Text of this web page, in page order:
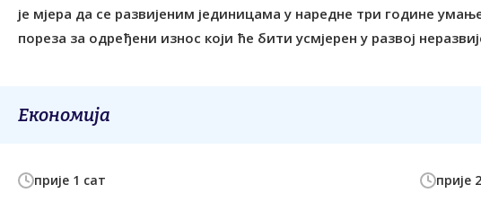
је мјера да се развијеним јединицама у наредне три године
пореза за одређени износ који ће бити усмјерен у развој
Економија
прије 1 сат прије